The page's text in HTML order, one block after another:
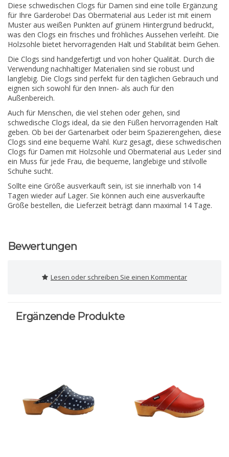
Diese schwedischen Clogs für Damen sind eine tolle Ergänzung
für Ihre Garderobe! Das Obermaterial aus Leder ist mit einem
Muster aus weißen Punkten auf grünem Hintergrund bedruckt,
was den Clogs ein frisches und fröhliches Aussehen verleiht. Die
Holzsohle bietet hervorragenden Halt und Stabilität beim Gehen.
Die Clogs sind handgefertigt und von hoher Qualität. Durch die
Verwendung nachhaltiger Materialien sind sie robust und
langlebig. Die Clogs sind perfekt für den täglichen Gebrauch und
eignen sich sowohl für den Innen- als auch für den
Außenbereich.
Auch für Menschen, die viel stehen oder gehen, sind
schwedische Clogs ideal, da sie den Füßen hervorragenden Halt
geben. Ob bei der Gartenarbeit oder beim Spazierengehen, diese
Clogs sind eine bequeme Wahl. Kurz gesagt, diese schwedischen
Clogs für Damen mit Holzsohle und Obermaterial aus Leder sind
ein Muss für jede Frau, die bequeme, langlebige und stilvolle
Schuhe sucht.
Sollte eine Größe ausverkauft sein, ist sie innerhalb von 14
Tagen wieder auf Lager. Sie können auch eine ausverkaufte
Größe bestellen, die Lieferzeit beträgt dann maximal 14 Tage.
Bewertungen
Lesen oder schreiben Sie einen Kommentar
Ergänzende Produkte